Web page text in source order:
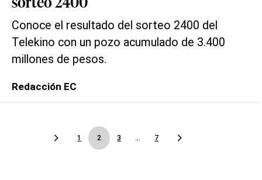
Conoce el resultado del sorteo 2400 del
Telekino con un pozo acumulado de 3.400
millones de pesos.
Redacción EC
1 2 3 ... 7